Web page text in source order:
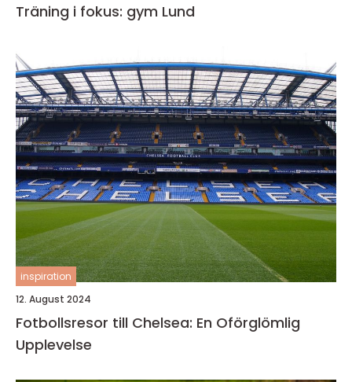
Träning i fokus: gym Lund
inspiration
12. August 2024
Fotbollsresor till Chelsea: En Oförglömlig
Upplevelse